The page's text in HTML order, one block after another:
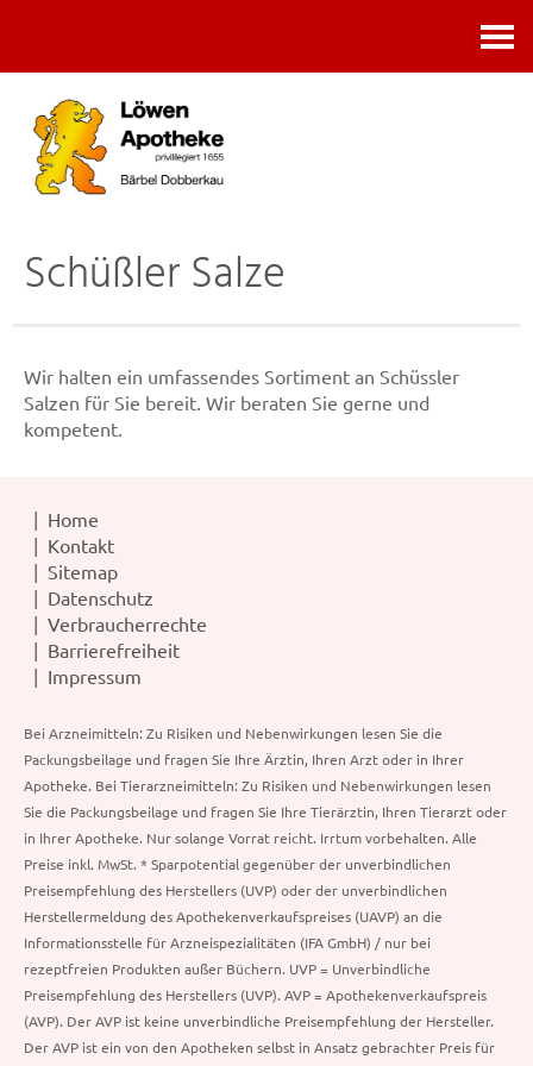
Schüßler Salze
Wir halten ein umfassendes Sortiment an Schüssler
Salzen für Sie bereit. Wir beraten Sie gerne und
kompetent.
Home
Kontakt
Sitemap
Datenschutz
Verbraucherrechte
Barrierefreiheit
Impressum
Bei Arzneimitteln: Zu Risiken und Nebenwirkungen lesen Sie die
Packungsbeilage und fragen Sie Ihre Ärztin, Ihren Arzt oder in Ihrer
Apotheke. Bei Tierarzneimitteln: Zu Risiken und Nebenwirkungen lesen
Sie die Packungsbeilage und fragen Sie Ihre Tierärztin, Ihren Tierarzt oder
in Ihrer Apotheke. Nur solange Vorrat reicht. Irrtum vorbehalten. Alle
Preise inkl. MwSt. * Sparpotential gegenüber der unverbindlichen
Preisempfehlung des Herstellers (UVP) oder der unverbindlichen
Herstellermeldung des Apothekenverkaufspreises (UAVP) an die
Informationsstelle für Arzneispezialitäten (IFA GmbH) / nur bei
rezeptfreien Produkten außer Büchern. UVP = Unverbindliche
Preisempfehlung des Herstellers (UVP). AVP = Apothekenverkaufspreis
(AVP). Der AVP ist keine unverbindliche Preisempfehlung der Hersteller.
Der AVP ist ein von den Apotheken selbst in Ansatz gebrachter Preis für